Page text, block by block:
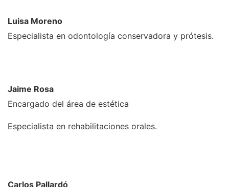
Luisa Moreno
Especialista en odontología conservadora y prótesis.
Jaime Rosa
Encargado del área de estética
Especialista en rehabilitaciones orales.
Carlos Pallardó